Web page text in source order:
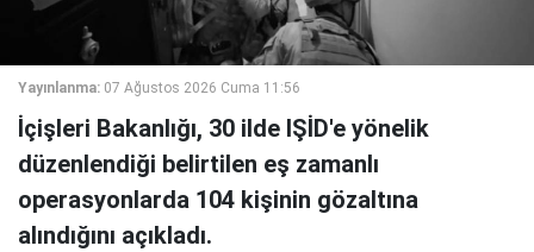
Yayınlanma: 07 Ağustos 2026 Cuma 11:56
İçişleri Bakanlığı, 30 ilde IŞİD'e yönelik
düzenlendiği belirtilen eş zamanlı
operasyonlarda 104 kişinin gözaltına
alındığını açıkladı.